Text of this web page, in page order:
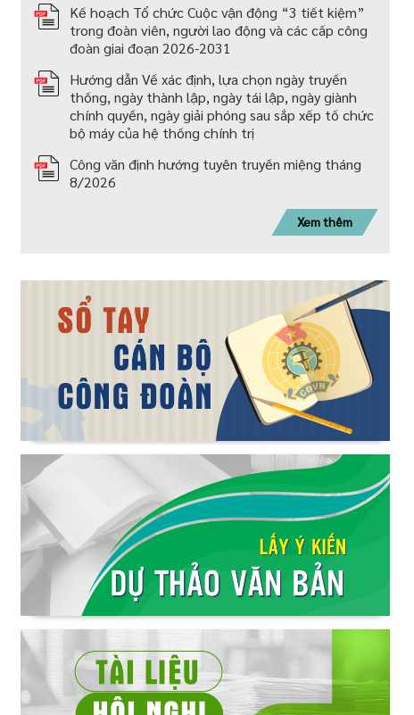
Kế hoạch Tổ chức Cuộc vận động “3 tiết kiệm”
trong đoàn viên, người lao động và các cấp công
đoàn giai đoạn 2026-2031
Hướng dẫn Về xác định, lựa chọn ngày truyền
thống, ngày thành lập, ngày tái lập, ngày giành
chính quyền, ngày giải phóng sau sắp xếp tố chức
bộ máy của hệ thống chính trị
Công văn định hướng tuyên truyền miệng tháng
8/2026
Xem thêm